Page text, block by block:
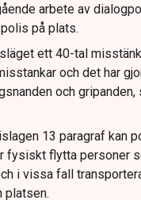
arbete av
på plats.
ett 40-tal
och det har
och gripanden,
13 paragraf kan
fysiskt flytta personer
i vissa fall
platsen.